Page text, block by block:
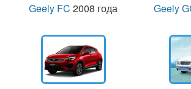
Geely FC 2008 года Geely